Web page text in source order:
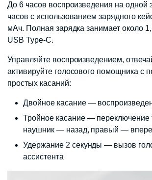
До 6 часов воспроизведения на одной
часов с использованием зарядного
мАч. Полная зарядка занимает около
USB Type-C.
Управляйте воспроизведением,
активируйте голосового помощника с
простых касаний:
Двойное касание —
Тройное касание — переключение
наушник — назад, правый —
Удержание 2 секунды — вызов
ассистента